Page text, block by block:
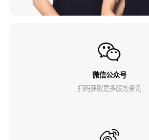
微信公众号
扫码获取更多服务资讯